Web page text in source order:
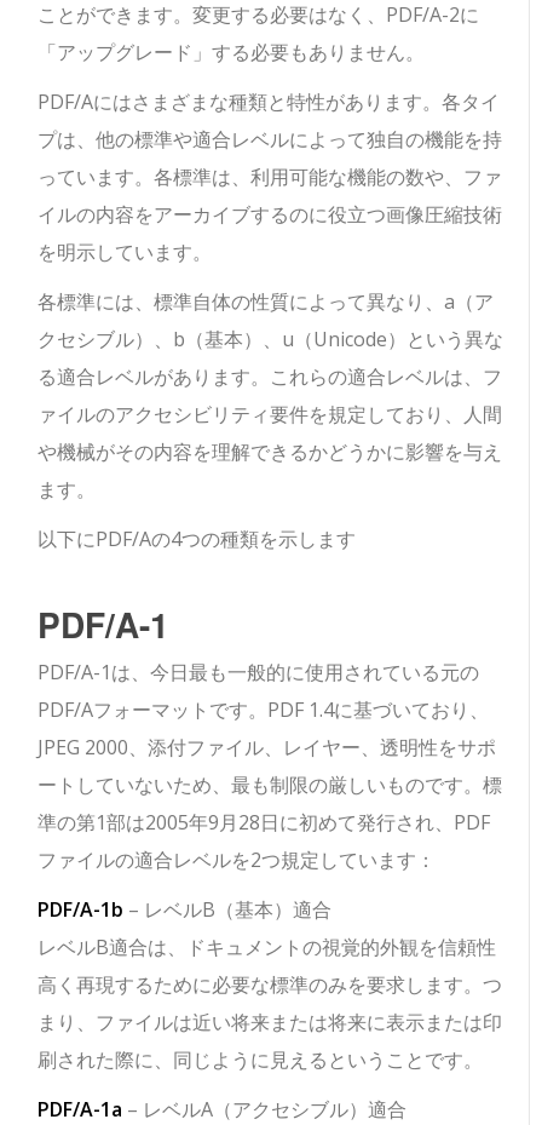
ことができます。変更する必要はなく、PDF/A-2に
「アップグレード」する必要もありません。
PDF/Aにはさまざまな種類と特性があります。各タイ
プは、他の標準や適合レベルによって独自の機能を持
っています。各標準は、利用可能な機能の数や、ファ
イルの内容をアーカイブするのに役立つ画像圧縮技術
を明示しています。
各標準には、標準自体の性質によって異なり、a（ア
クセシブル）、b（基本）、u（Unicode）という異な
る適合レベルがあります。これらの適合レベルは、フ
ァイルのアクセシビリティ要件を規定しており、人間
や機械がその内容を理解できるかどうかに影響を与え
ます。
以下にPDF/Aの4つの種類を示します
PDF/A-1
PDF/A-1は、今日最も一般的に使用されている元の
PDF/Aフォーマットです。PDF 1.4に基づいており、
JPEG 2000、添付ファイル、レイヤー、透明性をサポ
ートしていないため、最も制限の厳しいものです。標
準の第1部は2005年9月28日に初めて発行され、PDF
ファイルの適合レベルを2つ規定しています：
PDF/A-1b – レベルB（基本）適合
レベルB適合は、ドキュメントの視覚的外観を信頼性
高く再現するために必要な標準のみを要求します。つ
まり、ファイルは近い将来または将来に表示または印
刷された際に、同じように見えるということです。
PDF/A-1a – レベルA（アクセシブル）適合